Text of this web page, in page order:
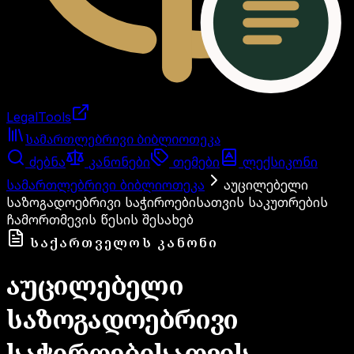
LegalTools
ანგარიში იტვირთება
სამართლებრივი ბიბლიოთეკა
ძებნა კანონები თემები
ლექსიკონი
სამართლებრივი ბიბლიოთეკა
აუცილებელი
საზოგადოებრივი საჭიროებისათვის საკუთრების
ჩამორთმევის წესის შესახებ
ᲡᲐᲥᲐᲠᲗᲕᲔᲚᲝᲡ ᲙᲐᲜᲝᲜᲘ
აუცილებელი
საზოგადოებრივი